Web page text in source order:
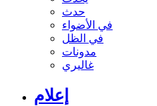
حدث
في الأضواء
في الظل
مدونات
غاليري
إعلام